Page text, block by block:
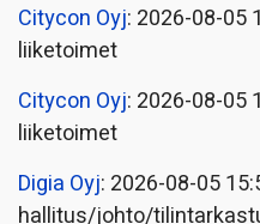
Citycon Oyj: 2026-08-05
liiketoimet
Citycon Oyj: 2026-08-05
liiketoimet
Digia Oyj: 2026-08-05
hallitus/johto/